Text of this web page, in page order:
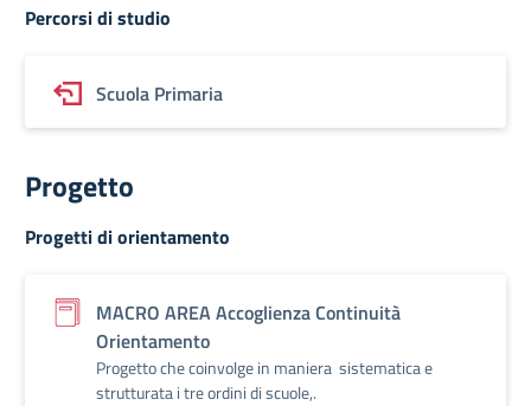
Percorsi di studio
Scuola Primaria
Progetto
Progetti di orientamento
MACRO AREA Accoglienza Continuità
Orientamento
Progetto che coinvolge in maniera sistematica e
strutturata i tre ordini di scuole,.